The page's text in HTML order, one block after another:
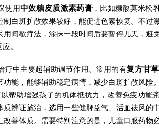
使用中效糖皮质激素药膏 ，比如糠酸莫米松
制白斑扩散效果较好，能促进色素恢复。不过
用间歇疗法，涂抹一段时间后要暂停几天，避
。
疗中主要起辅助调节作用。常用的有复方甘
功能，能够辅助稳定病情，减少白斑扩散风险
帮助增强孩子的机体抵抗力，改善免疫功能
质辨证施治，选用一些健脾益气、活血祛风的
改善体质。需要特别注意的是，儿童口服药物